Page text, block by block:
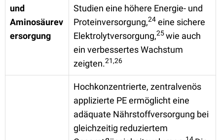
und
Aminosäurev
ersorgung
Studien eine höhere Energie- und
Proteinversorgung,24 eine sichere
Elektrolytversorgung,25wie auch
ein verbessertes Wachstum
zeigten.21,26
Hochkonzentrierte, zentralvenös
applizierte PE ermöglicht eine
adäquate Nährstoffversorgung bei
gleichzeitig reduziertem